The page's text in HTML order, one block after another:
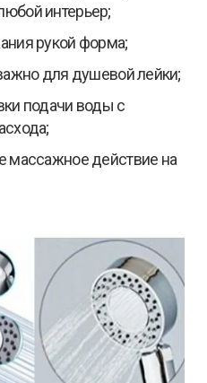
интерьер;
рукой форма;
для душевой лейки;
подачи воды с
массажное действие на